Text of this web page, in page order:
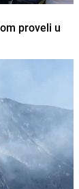
proveli u